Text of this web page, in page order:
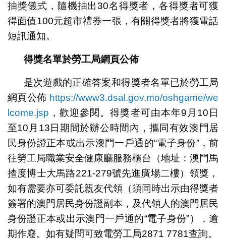
抽獎儀式，隨機抽出30名得獎者，各得獎者可獲
得面值100元超市禮券一張，有關得獎者將獲電話
短訊通知。
得獎名單於勞工局網頁公佈
是次遊戲的正確答案和得獎者名單已於勞工局
網頁公佈 https://www3.dsal.gov.mo/oshgame/we
lcome.jsp ，歡迎參閱。得獎者可由本年9月10日
至10月13日期間於辦公時間內，攜同有效澳門居
民身份證正本或出示澳門一戶通的“電子身份”，前
往勞工局職業安全健康廳服務櫃台（地址：澳門馬
揸度博士大馬路221-279號先進廣場二樓）領獎，
如有需要亦可委託親友代領（須同時出示由得獎者
簽署的澳門居民身份證副本，及代領人的澳門居民
身份證正本或出示澳門一戶通的“電子身份”），逾
期作廢。如有疑問可致電勞工局2871 7781查詢。